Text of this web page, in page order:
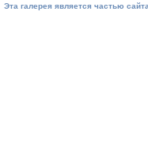
Эта галерея является частью